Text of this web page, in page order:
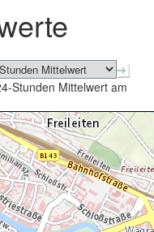
schließen
Stunden Mittelwert am